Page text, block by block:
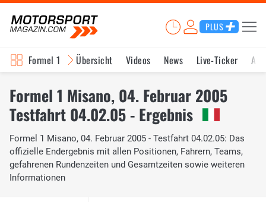
PLUS
Formel 1 Übersicht Videos News Live-Ticker
Formel 1 Misano, 04. Februar 2005
Testfahrt 04.02.05 - Ergebnis
Formel 1 Misano, 04. Februar 2005 - Testfahrt 04.02.05: Das
offizielle Endergebnis mit allen Positionen, Fahrern, Teams,
gefahrenen Rundenzeiten und Gesamtzeiten sowie weiteren
Informationen